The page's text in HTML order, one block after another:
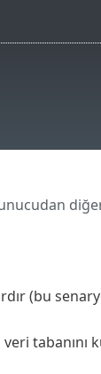
(bu
veri